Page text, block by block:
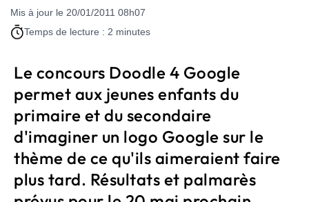
Mis à jour le 20/01/2011 08h07
Temps de lecture : 2 minutes
Le concours Doodle 4 Google
permet aux jeunes enfants du
primaire et du secondaire
d'imaginer un logo Google sur le
thème de ce qu'ils aimeraient faire
plus tard. Résultats et palmarès